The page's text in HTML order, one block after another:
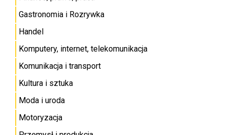
Gastronomia i Rozrywka
Handel
Komputery, internet, telekomunikacja
Komunikacja i transport
Kultura i sztuka
Moda i uroda
Motoryzacja